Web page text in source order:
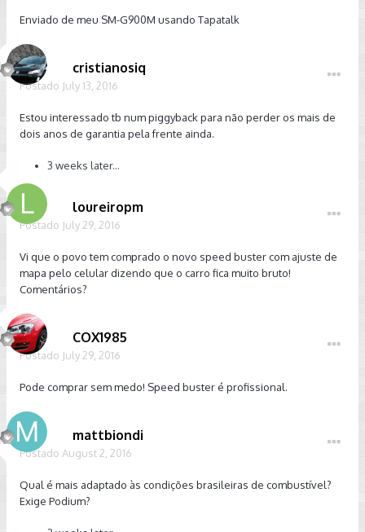
Enviado de meu SM-G900M usando Tapatalk
cristianosiq
Postado July 13, 2016
Estou interessado tb num piggyback para não perder os mais de
dois anos de garantia pela frente ainda.
3 weeks later...
loureiropm
Postado July 29, 2016
Vi que o povo tem comprado o novo speed buster com ajuste de
mapa pelo celular dizendo que o carro fica muito bruto!
Comentários?
COX1985
Postado July 29, 2016
Pode comprar sem medo! Speed buster é profissional.
mattbiondi
Postado August 2, 2016
Qual é mais adaptado às condições brasileiras de combustível?
Exige Podium?